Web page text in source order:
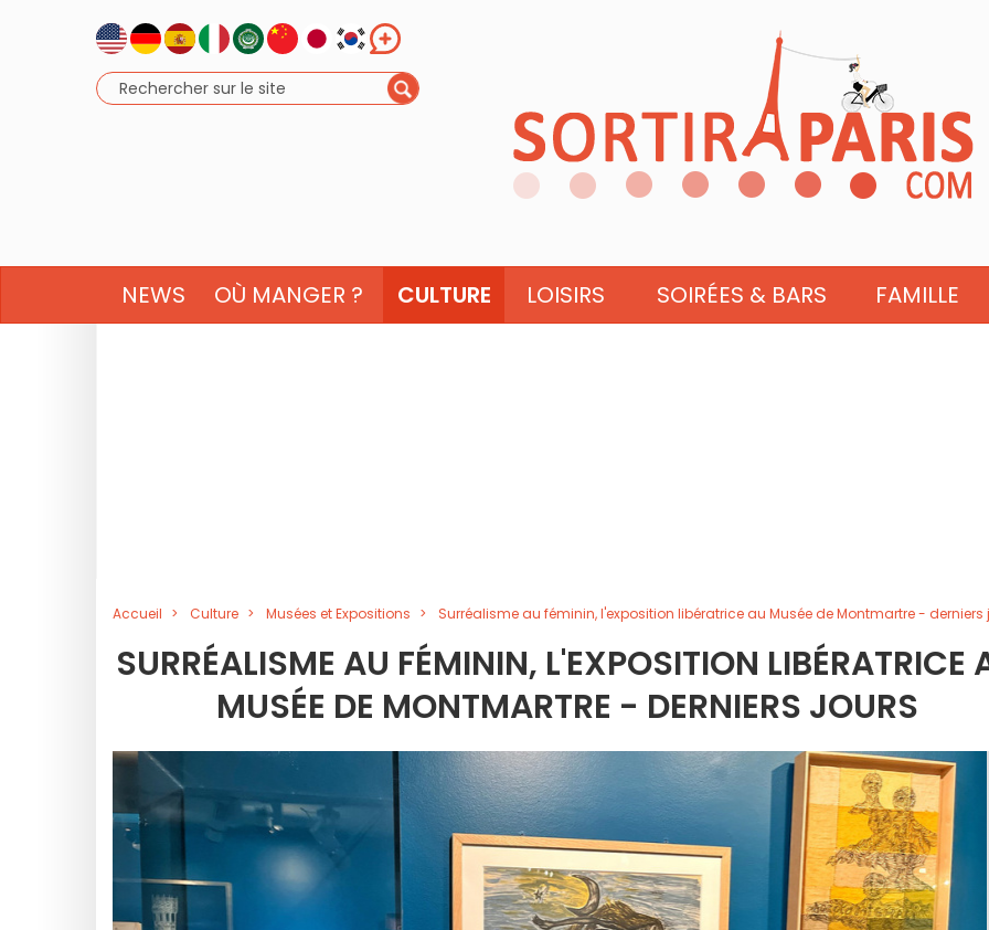
NEWS OÙ MANGER ? CULTURE LOISIRS SOIRÉES & BARS FAMILLE
Accueil Culture Musées et Expositions Surréalisme au féminin, l'exposition libératrice au Musée de Montmartre - derniers
SURRÉALISME AU FÉMININ, L'EXPOSITION LIBÉRATRICE
MUSÉE DE MONTMARTRE - DERNIERS JOURS